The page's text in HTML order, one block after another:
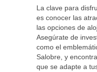
La clave para
es conocer las
las opciones de
Asegúrate de
como el
Salobre, y
que se adapte a